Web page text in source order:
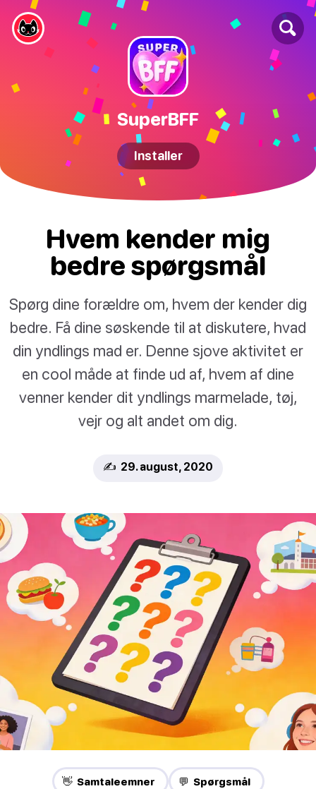
SuperBFF
Installer
Hvem kender mig
bedre spørgsmål
Spørg dine forældre om, hvem der kender dig
bedre. Få dine søskende til at diskutere, hvad
din yndlings mad er. Denne sjove aktivitet er
en cool måde at finde ud af, hvem af dine
venner kender dit yndlings marmelade, tøj,
vejr og alt andet om dig.
✍️ 29. august, 2020
👋 Samtaleemner 💬 Spørgsmål